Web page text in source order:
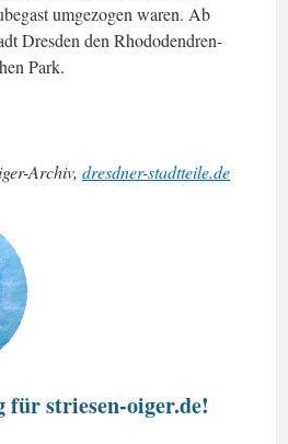
umgezogen waren. Ab
Dresden den Rhododendren-
Park.
Archiv, dresdner-stadtteile.de
striesen-oiger.de!